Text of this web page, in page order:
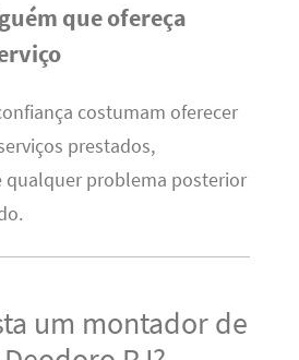
que ofereça
costumam oferecer
prestados,
qualquer problema posterior
um montador de